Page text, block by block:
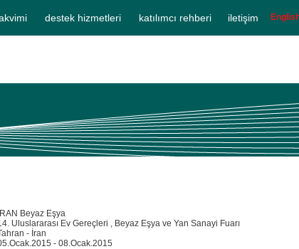
destek hizmetleri katılımcı rehberi iletişim
İRAN Beyaz Eşya
Uluslararası Ev Gereçleri , Beyaz Eşya ve Yan Sanayi Fuarı
- İran
- 08.Ocak.2015